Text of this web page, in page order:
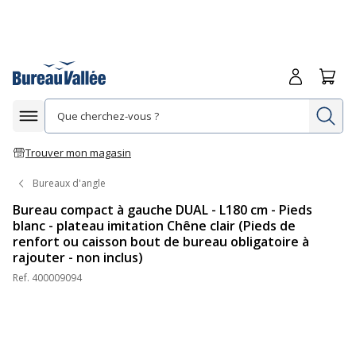
Afficher la navigation
Trouver mon magasin
Me
Bureaux d'angle
Bureau compact à gauche DUAL - L180 cm - Pieds
blanc - plateau imitation Chêne clair (Pieds de
renfort ou caisson bout de bureau obligatoire à
rajouter - non inclus)
Ref. 400009094